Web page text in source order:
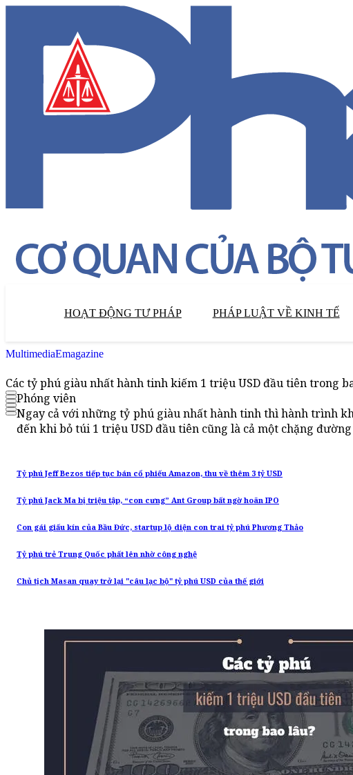
HOẠT ĐỘNG TƯ PHÁP PHÁP LUẬT VỀ KINH TẾ
MultimediaEmagazine
Các tỷ phú giàu nhất hành tinh kiếm 1 triệu USD đầu tiên trong
Phóng viên
Ngay cả với những tỷ phú giàu nhất hành tinh thì hành trình
đến khi bỏ túi 1 triệu USD đầu tiên cũng là cả một chặng
Tỷ phú Jeff Bezos tiếp tục bán cổ phiếu Amazon, thu về thêm 3 tỷ USD
Tỷ phú Jack Ma bị triệu tập, “con cưng” Ant Group bất ngờ hoãn IPO
Con gái giấu kín của Bầu Đức, startup lộ diện con trai tỷ phú Phương Thảo
Tỷ phú trẻ Trung Quốc phất lên nhờ công nghệ
Chủ tịch Masan quay trở lại "câu lạc bộ" tỷ phú USD của thế giới